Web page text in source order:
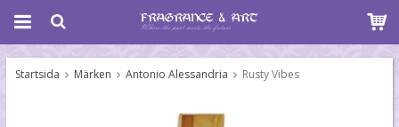
Startsida Märken Antonio Alessandria Rusty Vibes